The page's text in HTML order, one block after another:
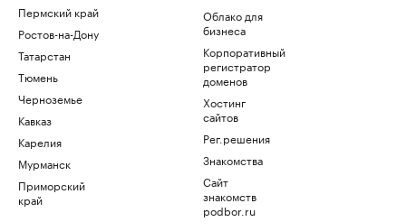
Пермский край
Ростов-на-Дону
Татарстан
Тюмень
Черноземье
Кавказ
Карелия
Мурманск
Приморский
край
Облако для
бизнеса
Корпоративный
регистратор
доменов
Хостинг
сайтов
Рег.решения
Знакомства
Сайт
знакомств
podbor.ru